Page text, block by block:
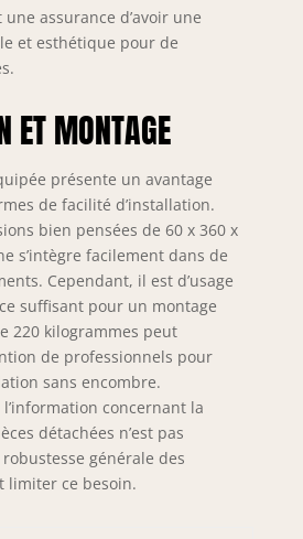
robuste pour une
visibilité optimale
l’espace. Design
ergonomique pour
confortable et une
organisation
parfaite au
quotidien.
SYSTÈME DE
PROTECTION
NEXUS PRO++ &
LONGÉVITÉ – Les
chants en
polymère ABS
résistants
protègent toutes
les arêtes et
surfaces contre les
assurance d’avoir une
et esthétique pour de
ET MONTAGE
présente un avantage
de facilité d’installation.
bien pensées de 60 x 360 x
s’intègre facilement dans de
Cependant, il est d’usage
suffisant pour un montage
220 kilogrammes peut
de professionnels pour
sans encombre.
concernant la
détachées n’est pas
générale des
limiter ce besoin.